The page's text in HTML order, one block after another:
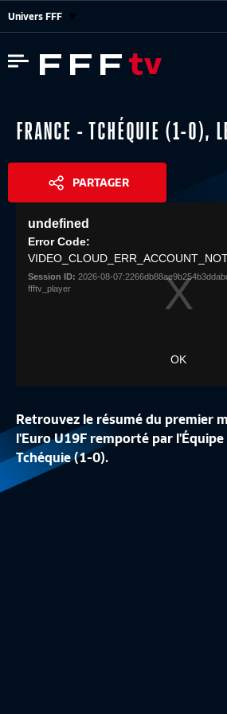
Univers FFF
FRANCE - TCHÉQUIE (1-0),
PARTAGER
modal
undefined
Error Code:
Session ID: 2026-08-
ffftv_player
OK
Retrouvez le résumé du premier
l'Euro U19F remporté par l'Équipe
Tchéquie (1-0).
FRANCE-HONGRIE (1-0)